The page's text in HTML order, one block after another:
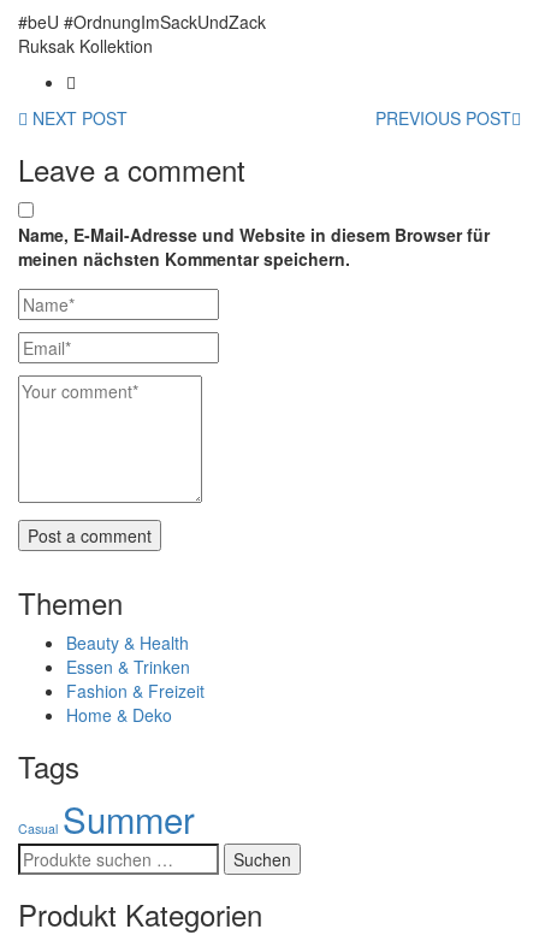
#beU #OrdnungImSackUndZack
Ruksak Kollektion
NEXT POST PREVIOUS POST
Leave a comment
Name, E-Mail-Adresse und Website in diesem Browser für
meinen nächsten Kommentar speichern.
Themen
Beauty & Health
Essen & Trinken
Fashion & Freizeit
Home & Deko
Tags
Casual Summer
Suchen
nach:
Suchen
Produkt Kategorien